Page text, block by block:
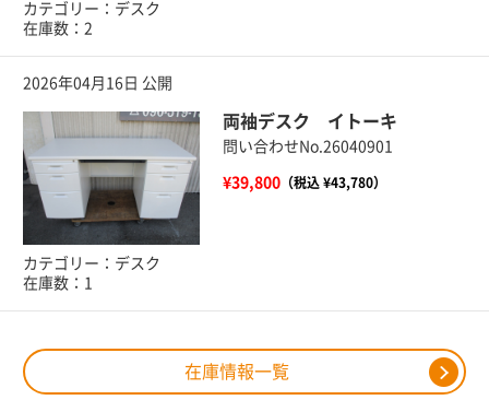
在庫情報一覧
カテゴリー：デスク
在庫数：2
2026年04月16日 公開
両袖デスク イトーキ
問い合わせNo.26040901
¥39,800（税込 ¥43,780）
カテゴリー：デスク
在庫数：1